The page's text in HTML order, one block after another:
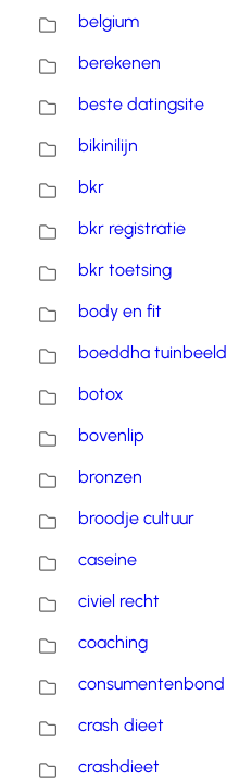
belgium
berekenen
beste datingsite
bikinilijn
bkr
bkr registratie
bkr toetsing
body en fit
boeddha tuinbeeld
botox
bovenlip
bronzen
broodje cultuur
caseine
civiel recht
coaching
consumentenbond
crash dieet
crashdieet